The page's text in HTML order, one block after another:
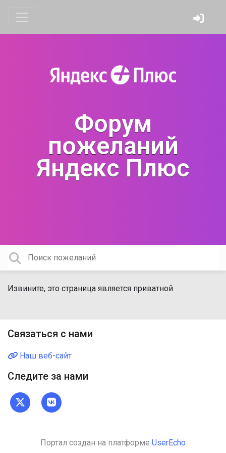
Форум
пожеланий
Яндекс Плюс
Извините, это страница является приватной
Связаться с нами
Наш веб-сайт
Следите за нами
Портал создан на платформе UserEcho